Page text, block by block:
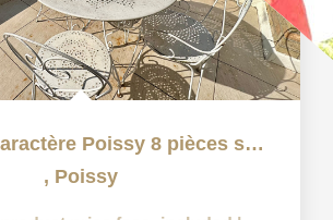
Maison de caractère Poissy 8 pièces sur 1600m² de terrain
, Poissy